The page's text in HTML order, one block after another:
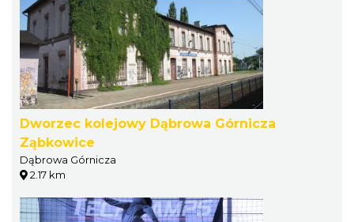
Dworzec kolejowy Dąbrowa Górnicza
Ząbkowice
Dąbrowa Górnicza
2.17 km